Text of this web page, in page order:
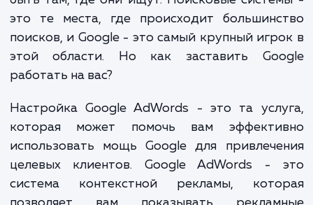
просто иметь сайт уже недостаточно.
потенциальные клиенты ищут товары и
в интернете, и чтобы их привлечь, вам
быть там, где они ищут. Поисковые
поисков, и Google - это самый крупный
этой области. Но как заставить
Настройка Google AdWords - это та